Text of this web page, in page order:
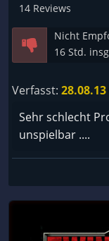
14 Reviews
Nicht
16 Std.
Verfasst: 28.08.13
Sehr schlecht
unspielbar ....